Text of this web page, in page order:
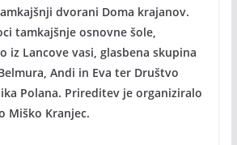
dvorani Doma krajanov.
tamkajšnje osnovne šole,
iz Lancove vasi, glasbena skupina
Andi in Eva ter Društvo
Polana. Prireditev je organiziralo
Miško Kranjec.